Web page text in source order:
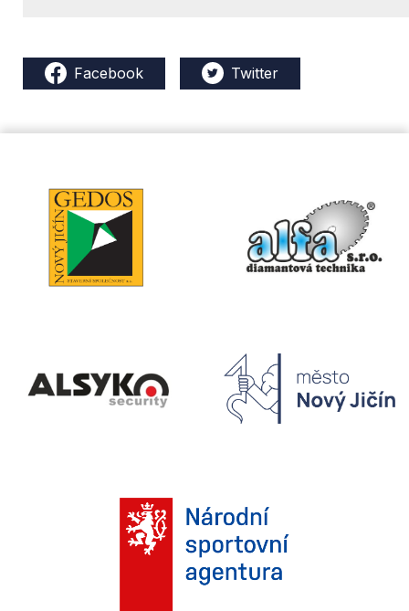
Facebook Twitter